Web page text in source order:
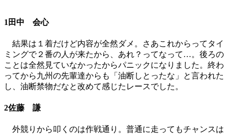
1田中 会心
結果は１着だけど内容が全然ダメ。さあこれからってタイ
ミングで２番の人が来たから、あれ？ってなって…。後ろの
ことは全然見ていなかったからパニックになりました。終わ
ってから九州の先輩達からも「油断しとったな」と言われた
し、油断禁物だなと改めて感じたレースでした。
2佐藤 謙
外競りから叩くのは作戦通り。普通に走ってもチャンスは